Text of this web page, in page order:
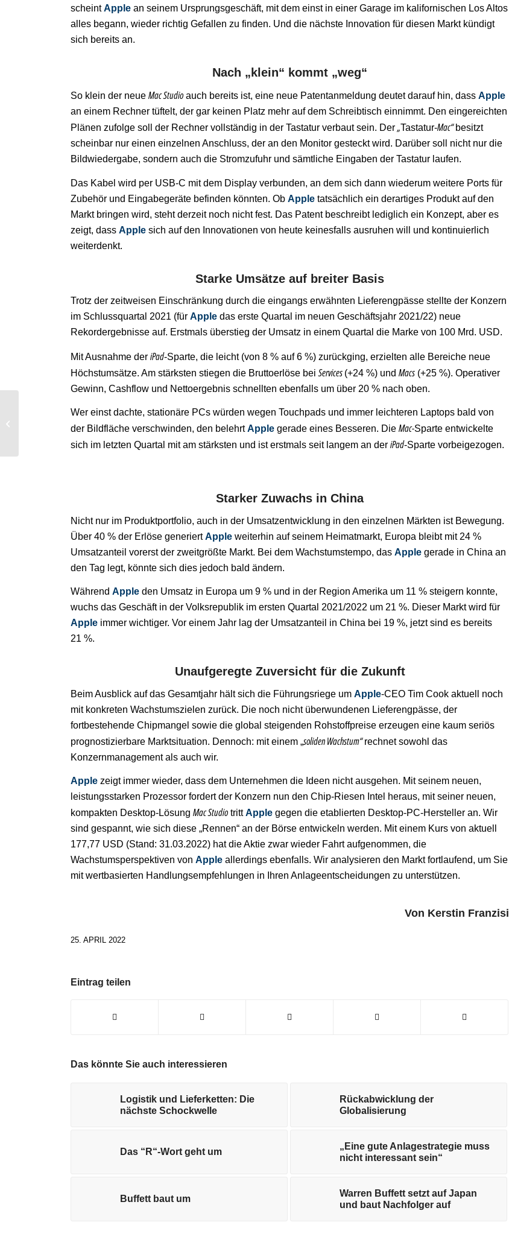
scheintApple an seinem Ursprungsgeschäft, mit dem einst in einer Garage im kalifornischen Los Altos
alles begann, wieder richtig Gefallen zu finden. Und die nächste Innovation für diesen Markt kündigt
sich bereits an.
Nach „klein“ kommt „weg“
So klein der neueMac Studio auch bereits ist, eine neue Patentanmeldung deutet darauf hin, dassApple
an einem Rechner tüftelt, der gar keinen Platz mehr auf dem Schreibtisch einnimmt. Den eingereichten
Plänen zufolge soll der Rechner vollständig in der Tastatur verbaut sein. Der„Tastatur-Mac“ besitzt
scheinbar nur einen einzelnen Anschluss, der an den Monitor gesteckt wird. Darüber soll nicht nur die
Bildwiedergabe, sondern auch die Stromzufuhr und sämtliche Eingaben der Tastatur laufen.
Das Kabel wird per USB-C mit dem Display verbunden, an dem sich dann wiederum weitere Ports für
Zubehör und Eingabegeräte befinden könnten. ObApple tatsächlich ein derartiges Produkt auf den
Markt bringen wird, steht derzeit noch nicht fest. Das Patent beschreibt lediglich ein Konzept, aber es
zeigt, dassApple sich auf den Innovationen von heute keinesfalls ausruhen will und kontinuierlich
weiterdenkt.
Starke Umsätze auf breiter Basis
Trotz der zeitweisen Einschränkung durch die eingangs erwähnten Lieferengpässe stellte der Konzern
im Schlussquartal 2021 (fürApple das erste Quartal im neuen Geschäftsjahr 2021/22) neue
Rekordergebnisse auf. Erstmals überstieg der Umsatz in einem Quartal die Marke von 100 Mrd. USD.
Mit Ausnahme deriPad-Sparte, die leicht (von 8 % auf 6 %) zurückging, erzielten alle Bereiche neue
Höchstumsätze. Am stärksten stiegen die Bruttoerlöse beiServices (+24 %) undMacs (+25 %). Operativer
Gewinn, Cashflow und Nettoergebnis schnellten ebenfalls um über 20 % nach oben.
Wer einst dachte, stationäre PCs würden wegen Touchpads und immer leichteren Laptops bald von
der Bildfläche verschwinden, den belehrtApple gerade eines Besseren. DieMac-Sparte entwickelte
sich im letzten Quartal mit am stärksten und ist erstmals seit langem an deriPad-Sparte vorbeigezogen.
Starker Zuwachs in China
Nicht nur im Produktportfolio, auch in der Umsatzentwicklung in den einzelnen Märkten ist Bewegung.
Über 40 % der Erlöse generiertApple weiterhin auf seinem Heimatmarkt, Europa bleibt mit 24 %
Umsatzanteil vorerst der zweitgrößte Markt. Bei dem Wachstumstempo, dasApple gerade in China an
den Tag legt, könnte sich dies jedoch bald ändern.
WährendApple den Umsatz in Europa um 9 % und in der Region Amerika um 11 % steigern konnte,
wuchs das Geschäft in der Volksrepublik im ersten Quartal 2021/2022 um 21 %. Dieser Markt wird für
Apple immer wichtiger. Vor einem Jahr lag der Umsatzanteil in China bei 19 %, jetzt sind es bereits
21 %.
Unaufgeregte Zuversicht für die Zukunft
Beim Ausblick auf das Gesamtjahr hält sich die Führungsriege umApple-CEO Tim Cook aktuell noch
mit konkreten Wachstumszielen zurück. Die noch nicht überwundenen Lieferengpässe, der
fortbestehende Chipmangel sowie die global steigenden Rohstoffpreise erzeugen eine kaum seriös
prognostizierbare Marktsituation. Dennoch: mit einem „soliden Wachstum“rechnet sowohl das
Konzernmanagement als auch wir.
Apple zeigt immer wieder, dass dem Unternehmen die Ideen nicht ausgehen. Mit seinem neuen,
leistungsstarken Prozessor fordert der Konzern nun den Chip-Riesen Intel heraus, mit seiner neuen,
kompakten Desktop-LösungMac Studio trittApple gegen die etablierten Desktop-PC-Hersteller an. Wir
sind gespannt, wie sich diese „Rennen“ an der Börse entwickeln werden. Mit einem Kurs von aktuell
177,77 USD (Stand: 31.03.2022) hat die Aktie zwar wieder Fahrt aufgenommen, die
Wachstumsperspektiven vonApple allerdings ebenfalls. Wir analysieren den Markt fortlaufend, um Sie
mit wertbasierten Handlungsempfehlungen in Ihren Anlageentscheidungen zu unterstützen.
Von Kerstin Franzisi
25. APRIL 2022
Eintrag teilen
Das könnte Sie auch interessieren
Logistik und Lieferketten: Die
nächste Schockwelle
Rückabwicklung der
Globalisierung
Das “R“-Wort geht um
„Eine gute Anlagestrategie muss
nicht interessant sein“
Buffett baut um
Warren Buffett setzt auf Japan
und baut Nachfolger auf
Globale Öl- und